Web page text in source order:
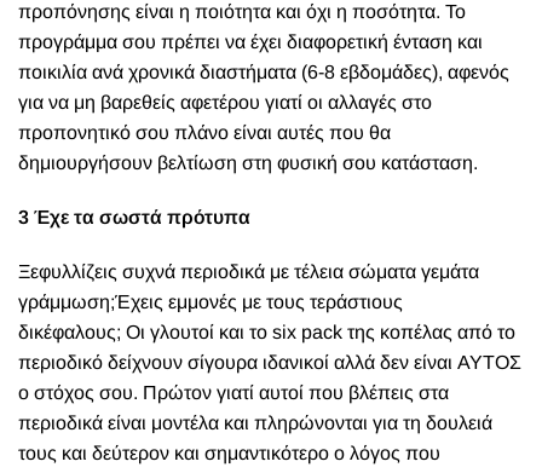
προπόνησης είναι η ποιότητα και όχι η ποσότητα. Το
προγράμμα σου πρέπει να έχει διαφορετική ένταση και
ποικιλία ανά χρονικά διαστήματα (6-8 εβδομάδες), αφενός
για να μη βαρεθείς αφετέρου γιατί οι αλλαγές στο
προπονητικό σου πλάνο είναι αυτές που θα
δημιουργήσουν βελτίωση στη φυσική σου κατάσταση.
3 Έχε τα σωστά πρότυπα
Ξεφυλλίζεις συχνά περιοδικά με τέλεια σώματα γεμάτα
γράμμωση;Έχεις εμμονές με τους τεράστιους
δικέφαλους; Οι γλουτοί και το six pack της κοπέλας από το
περιοδικό δείχνουν σίγουρα ιδανικοί αλλά δεν είναι ΑΥΤΟΣ
ο στόχος σου. Πρώτον γιατί αυτοί που βλέπεις στα
περιοδικά είναι μοντέλα και πληρώνονται για τη δουλειά
τους και δεύτερον και σημαντικότερο ο λόγος που